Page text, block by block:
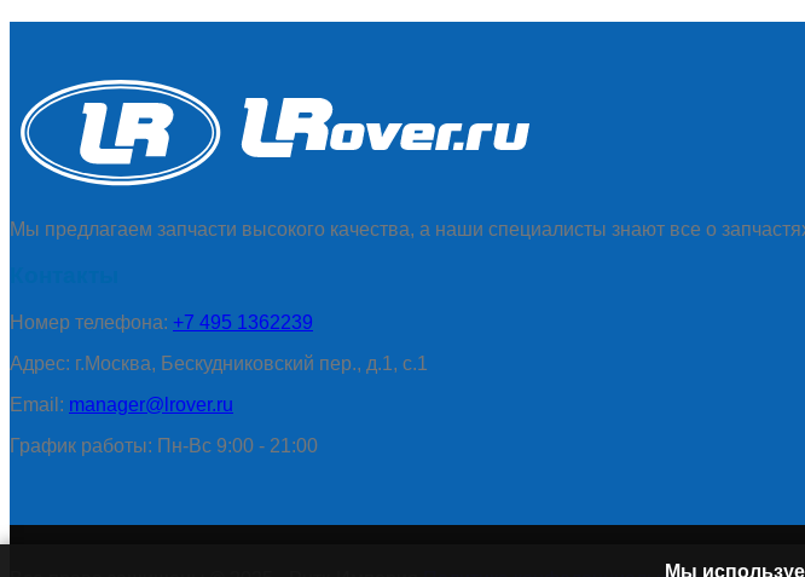
Мы
Мы предлагаем запчасти высокого качества, а наши специалисты знают все о
Номер телефона: +7 495 1362239
Адрес: г.Москва, Бескудниковский пер., д.1, с.1
Email: manager@lrover.ru
График работы: Пн-Вс 9:00 - 21:00